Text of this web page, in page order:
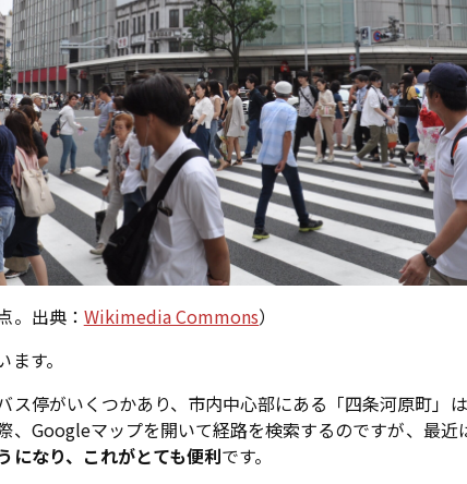
。出典： Wikimedia Commons）
す。
ス停がいくつかあり、市内中心部にある「四条河原町」
、Googleマップを開いて経路を検索するのですが、最近
になり、これがとても便利です。